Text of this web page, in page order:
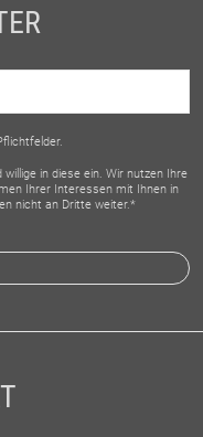
in diese ein. Wir nutzen Ihre
Ihrer Interessen mit Ihnen in
nicht an Dritte weiter.*